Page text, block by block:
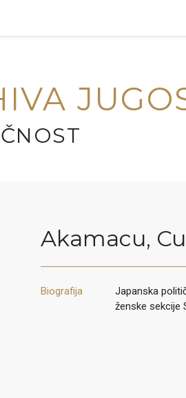
Akamacu,
Biografija
Japanska
ženske sekcije